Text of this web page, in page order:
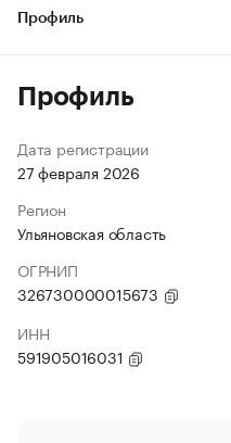
Профиль
Профиль
Дата регистрации
27 февраля 2026
Регион
Ульяновская область
ОГРНИП
326730000015673
ИНН
591905016031